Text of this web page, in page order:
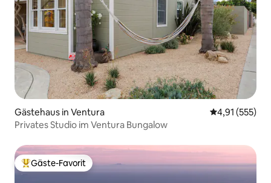
Gästehaus in Ventura
4,91 (555)
Privates Studio im Ventura Bungalow
Beliebter Gäste-Favorit.
Gäste-Favorit